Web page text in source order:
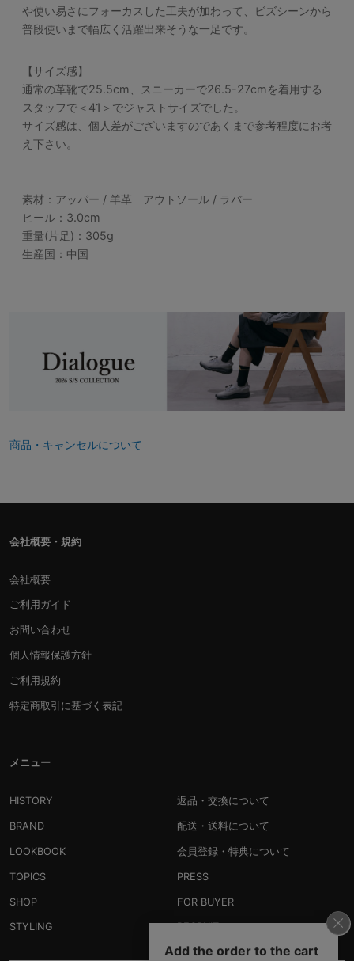
や使い易さにフォーカスした工夫が加わって、ビズシーンから
普段使いまで幅広く活躍出来そうな一足です。
【サイズ感】
通常の革靴で25.5cm、スニーカーで26.5-27cmを着用する
スタッフで＜41＞でジャストサイズでした。
サイズ感は、個人差がございますのであくまで参考程度にお考
え下さい。
素材：アッパー / 羊革 アウトソール / ラバー
ヒール：3.0cm
重量(片足)：305g
生産国：中国
商品・キャンセルについて
会社概要・規約
会社概要
ご利用ガイド
お問い合わせ
個人情報保護方針
ご利用規約
特定商取引に基づく表記
メニュー
HISTORY
BRAND
LOOKBOOK
TOPICS
SHOP
STYLING
返品・交換について
配送・送料について
会員登録・特典について
PRESS
FOR BUYER
RECRUIT